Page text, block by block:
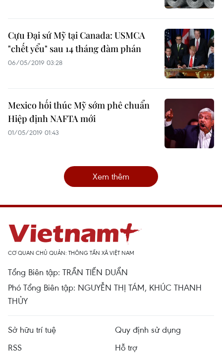
Cựu Đại sứ Mỹ tại Canada: USMCA
"chết yểu" sau 14 tháng đàm phán
06/05/2019 03:28
Mexico hối thúc Mỹ sớm phê chuẩn
Hiệp định NAFTA mới
01/05/2019 01:43
Xem thêm
CƠ QUAN CHỦ QUẢN: THÔNG TẤN XÃ VIỆT NAM
Tổng Biên tập: TRẦN TIẾN DUẨN
Phó Tổng Biên tập: NGUYỄN THỊ TÁM, KHÚC THANH
THỦY
Sở hữu trí tuệ
Quy định sử dụng
RSS
Hỗ trợ